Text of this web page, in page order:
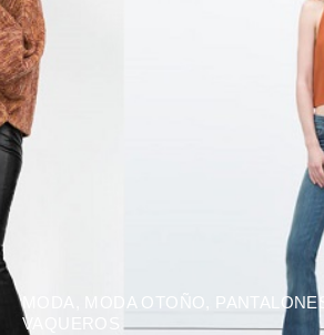
MODA OTOÑO PANTALONES
VAQUEROS